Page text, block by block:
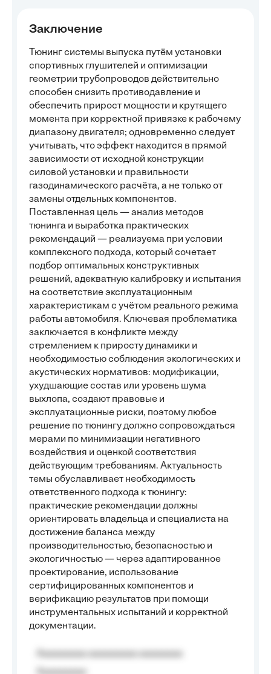
Заключение
Тюнинг системы выпуска путём установки
спортивных глушителей и оптимизации
геометрии трубопроводов действительно
способен снизить противодавление и
обеспечить прирост мощности и крутящего
момента при корректной привязке к рабочему
диапазону двигателя; одновременно следует
учитывать, что эффект находится в прямой
зависимости от исходной конструкции
силовой установки и правильности
газодинамического расчёта, а не только от
замены отдельных компонентов.
Поставленная цель — анализ методов
тюнинга и выработка практических
рекомендаций — реализуема при условии
комплексного подхода, который сочетает
подбор оптимальных конструктивных
решений, адекватную калибровку и испытания
на соответствие эксплуатационным
характеристикам с учётом реального режима
работы автомобиля. Ключевая проблематика
заключается в конфликте между
стремлением к приросту динамики и
необходимостью соблюдения экологических и
акустических нормативов: модификации,
ухудшающие состав или уровень шума
выхлопа, создают правовые и
эксплуатационные риски, поэтому любое
решение по тюнингу должно сопровождаться
мерами по минимизации негативного
воздействия и оценкой соответствия
действующим требованиям. Актуальность
темы обуславливает необходимость
ответственного подхода к тюнингу:
практические рекомендации должны
ориентировать владельца и специалиста на
достижение баланса между
производительностью, безопасностью и
экологичностью — через адаптированное
проектирование, использование
сертифицированных компонентов и
верификацию результатов при помощи
инструментальных испытаний и корректной
документации.